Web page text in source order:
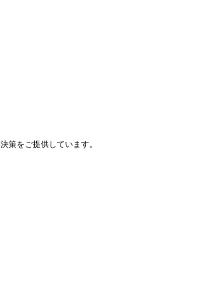
策をご提供しています。